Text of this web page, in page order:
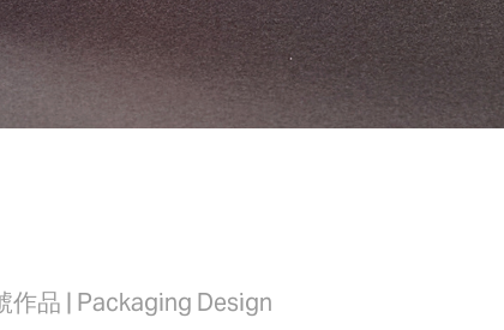
作品 | Packaging Design